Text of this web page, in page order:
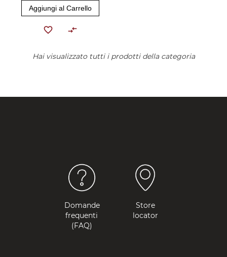
Aggiungi al Carrello
Hai visualizzato tutti i prodotti della categoria
Domande
frequenti
(FAQ)
Store
locator